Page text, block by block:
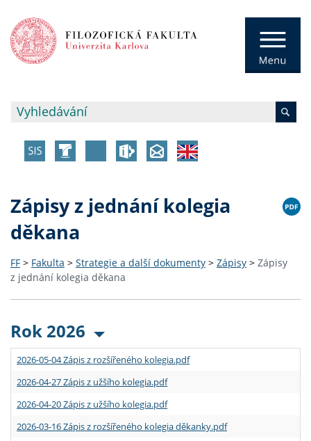
Zápisy z jednání kolegia
děkana
FF > Fakulta > Strategie a další dokumenty > Zápisy > Zápisy
z jednání kolegia děkana
Rok 2026
2026-05-04 Zápis z rozšířeného kolegia.pdf
2026-04-27 Zápis z užšího kolegia.pdf
2026-04-20 Zápis z užšího kolegia.pdf
2026-03-16 Zápis z rozšířeného kolegia děkanky.pdf